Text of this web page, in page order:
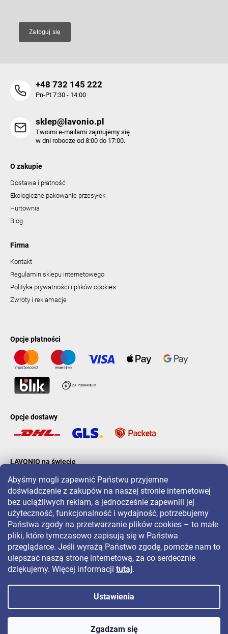
Abyśmy mogli zapewnić Państwu przyjemne
doświadczenie z zakupów na naszej stronie internetowej
bez uciążliwych reklam, a jednocześnie zapewnili jej
użyteczność, funkcjonalność i wydajność, potrzebujemy
Państwa zgody na przetwarzanie plików cookies – to małe
pliki, które tymczasowo zapisują się w Państwa
przeglądarce. Jeśli wyrażą Państwo zgodę, pomoże nam to
ulepszać naszą stronę internetową, za co serdecznie
dziękujemy. Więcej informacji tutaj.
Ustawienia
Zgadzam się
Zaloguj się
+48 732 145 222
Pn-Pt 7:30 - 14:00
sklep@lavonio.pl
Twoimi e-mailami zajmujemy się
w dni robocze od 8:00 do 17:00.
O zakupie
Dostawa i płatność
Ekologiczne pakowanie przesyłek
Hurtownia
Blog
Firma
Kontakt
Regulamin sklepu internetowego
Polityka prywatności i plików cookies
Zwroty i reklamacje
Opcje płatności
Opcje dostawy
LAVONIO na świecie
Aby być na bieżąco z promocjami, konkursami i zniżkami, śledź nas
na:
Copyright 2026 LAVONIO.pl. Wszystkie prawa zastrzeżone.